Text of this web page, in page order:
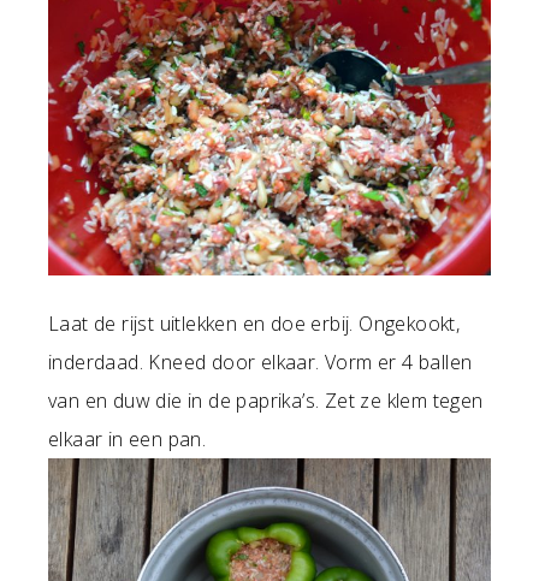
Laat de rijst uitlekken en doe erbij. Ongekookt,
inderdaad. Kneed door elkaar. Vorm er 4 ballen
van en duw die in de paprika’s. Zet ze klem tegen
elkaar in een pan.